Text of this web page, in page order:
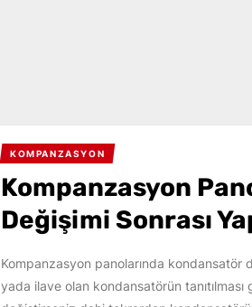
KOMPANZASYON
Kompanzasyon
Değişimi Sonrası
Kompanzasyon panolarında kondansatör
yada ilave olan kondansatörün